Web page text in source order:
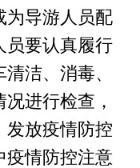
为导游人员配
员要认真履行
洁、消毒、
进行检查，
发放疫情防控
疫情防控注意